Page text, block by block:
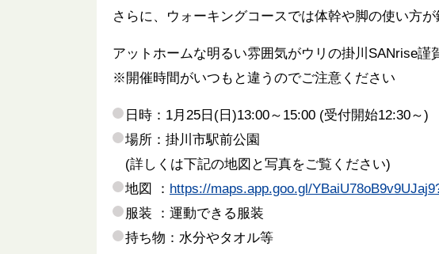
さらに、ウォーキングコースでは体幹や脚の使い方
アットホームな明るい雰囲気がウリの掛川SANrise謹
※開催時間がいつもと違うのでご注意ください
日時：1月25日(日)13:00～15:00 (受付開始12:30～)
場所：掛川市駅前公園
(詳しくは下記の地図と写真をご覧ください)
地図 ： https://maps.app.goo.gl/
服装 ：運動できる服装
持ち物：水分やタオル等